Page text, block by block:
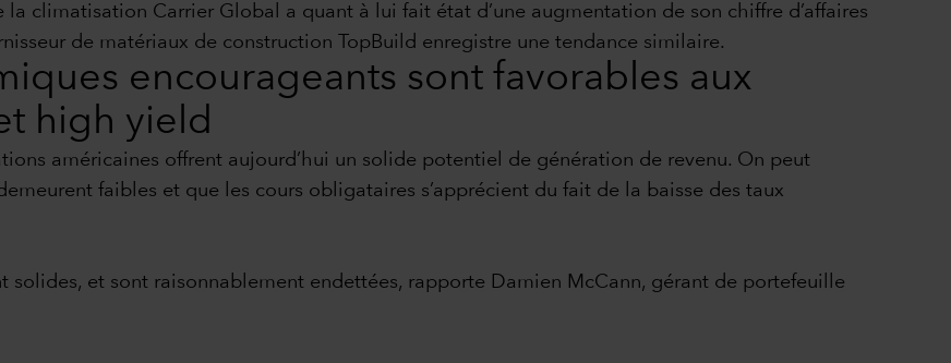
climatisation Carrier Global a quant à lui fait état d’une augmentation de son chiffre d’affaires
de matériaux de construction TopBuild enregistre une tendance similaire.
encourageants sont favorables aux
high yield
américaines offrent aujourd’hui un solide potentiel de génération de revenu. On peut
faibles et que les cours obligataires s’apprécient du fait de la baisse des taux
solides, et sont raisonnablement endettées, rapporte Damien McCann, gérant de portefeuille